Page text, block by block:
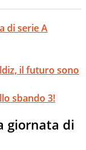
di serie A
il futuro sono
sbando 3!
giornata di